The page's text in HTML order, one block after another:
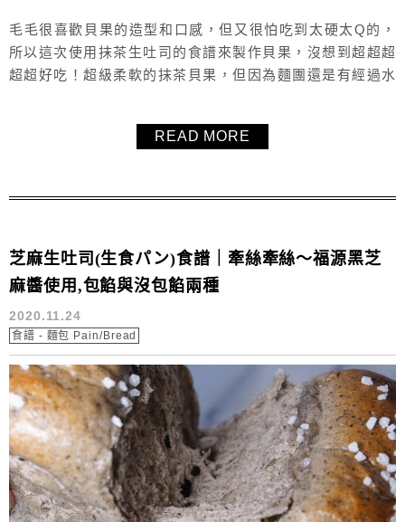
毛毛很喜歡貝果的造型和口感，但又很怕吃到太硬太Q的，
所以這次使用抹茶生吐司的食譜來製作貝果，沒想到超超超
超超好吃！超級柔軟的抹茶貝果，但因為麵團還是有經過水
貝果裡面包入了超濃抹的抹茶奶油乳酪cream cheese內餡，
READ MORE
芝麻生吐司(生食パン)食譜｜牽絲牽絲～福源黑芝
麻醬使用,包餡與沒包餡兩種
2020.11.24
食譜 - 麵包 Pain/Bread